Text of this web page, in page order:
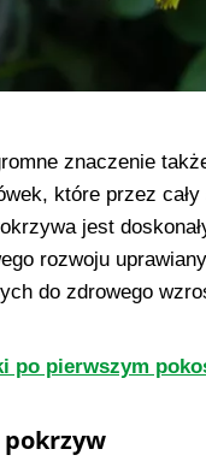
znaczenie
które przez
jest
rozwoju
do zdrowego
po pierwszym
pokrzyw